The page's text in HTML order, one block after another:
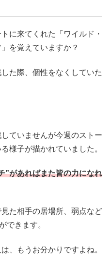
に来てくれた「ワイルド・
を覚えていますか？
た際、個性をなくしていた
ていませんが今週のストー
様子が描かれていました。
”があればまた皆の力になれ
た相手の居場所、弱点など
できます。
、もうお分かりですよね。